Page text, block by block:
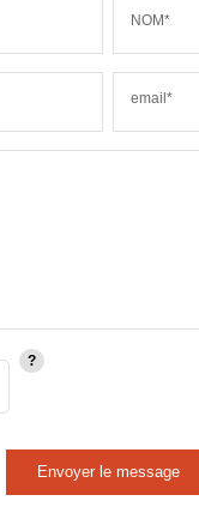
NOM*
email*
Envoyer le message